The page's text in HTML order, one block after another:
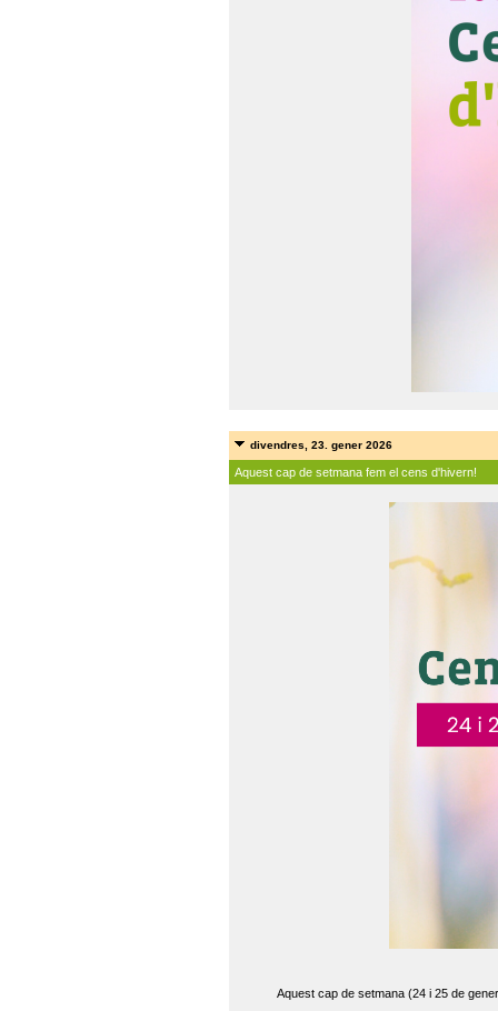
divendres, 23. gener 2026
Aquest cap de setmana fem el cens d'hivern!
Aquest cap de setmana (24 i 25 de